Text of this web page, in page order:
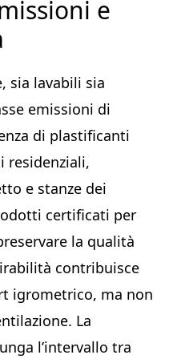
e
sia lavabili sia
emissioni di
di plastificanti
residenziali,
e stanze dei
certificati per
la qualità
contribuisce
igrometrico, ma non
La
l’intervallo tra